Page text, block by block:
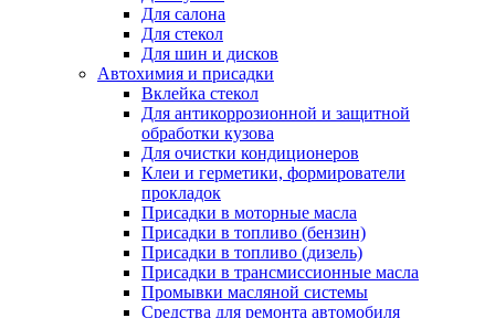
Для салона
Для стекол
Для шин и дисков
Автохимия и присадки
Вклейка стекол
Для антикоррозионной и защитной
обработки кузова
Для очистки кондиционеров
Клеи и герметики, формирователи
прокладок
Присадки в моторные масла
Присадки в топливо (бензин)
Присадки в топливо (дизель)
Присадки в трансмиссионные масла
Промывки масляной системы
Средства для ремонта автомобиля